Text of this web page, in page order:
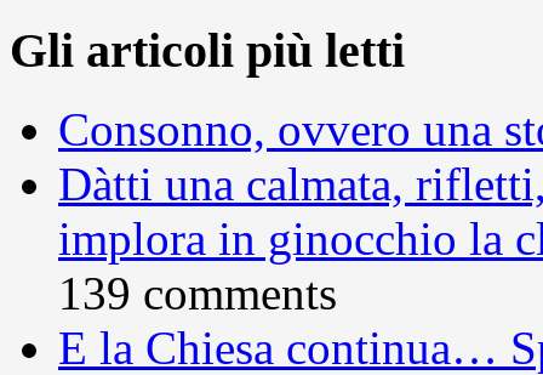
Gli articoli più letti
Consonno, ovvero una
Dàtti una calmata,
implora in ginocchio la
139 comments
E la Chiesa continua…